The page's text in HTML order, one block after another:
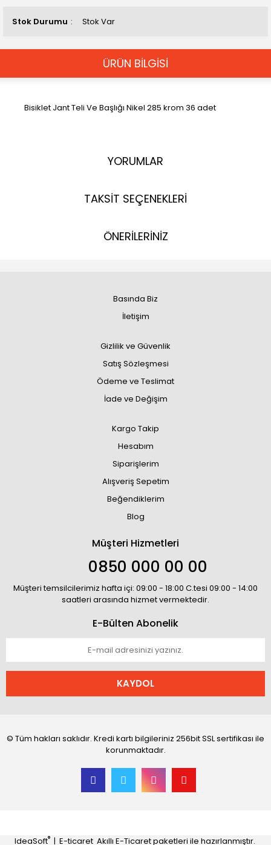
Stok Durumu Stok Var
ÜRÜN BİLGİSİ
Bisiklet Jant Teli Ve Başlığı Nikel 285 krom 36 adet
YORUMLAR
TAKSİT SEÇENEKLERİ
ÖNERİLERİNİZ
Basında Biz
İletişim
Gizlilik ve Güvenlik
Satış Sözleşmesi
Ödeme ve Teslimat
İade ve Değişim
Kargo Takip
Hesabım
Siparişlerim
Alışveriş Sepetim
Beğendiklerim
Blog
Müşteri Hizmetleri
0850 000 00 00
Müşteri temsilcilerimiz hafta içi: 09:00 - 18:00 C.tesi 09:00 - 14:00
saatleri arasında hizmet vermektedir.
E-Bülten Abonelik
KAYDOL
© Tüm hakları saklıdır. Kredi kartı bilgileriniz 256bit SSL sertifikası ile
korunmaktadır.
IdeaSoft® | E-ticaret Akıllı E-Ticaret paketleri ile hazırlanmıştır.